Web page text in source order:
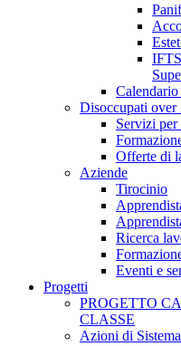
Disoccupati over
Servizi
Offerte di
Aziende
Tirocinio
Ricerca
Eventi e
Progetti
PROGETTO
CLASSE
Azioni di Sistema